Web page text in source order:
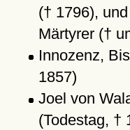
(† 1796), und
Märtyrer (†
Innozenz,
1857)
Joel von
(Todestag, †